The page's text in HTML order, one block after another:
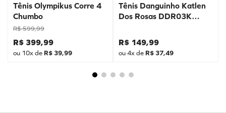
Tênis Olympikus Corre 4
Chumbo
R$ 599,99
R$ 399,99
ou 10x de R$ 39,99
Tênis Danguinho Katlen
Dos Rosas DDR03K
R$ 149,99
ou4x de R$ 37,49